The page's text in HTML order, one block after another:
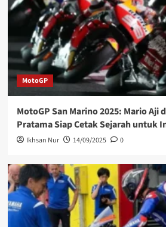
MotoGP
MotoGP San Marino 2025: Mario Aji
Pratama Siap Cetak Sejarah untuk
Ikhsan Nur 14/09/2025 0